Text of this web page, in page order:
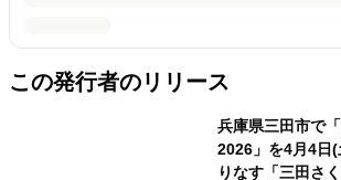
この発行者のリリース
兵庫県三田市で
2026」を4月4日
りなす「三田さ